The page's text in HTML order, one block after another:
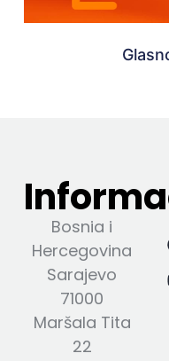
Bosnia i
Hercegovina
Sarajevo
71000
Maršala Tita
22